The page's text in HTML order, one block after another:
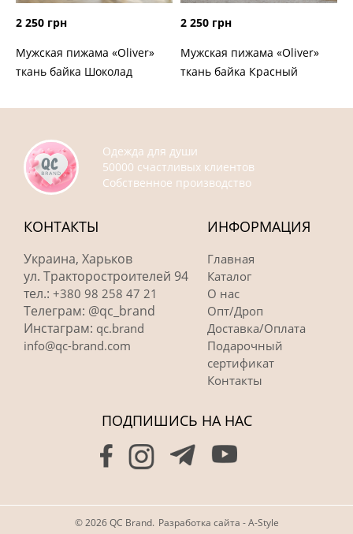
2 250 грн
Мужская пижама «Oliver»
ткань байка Шоколад
2 250 грн
Мужская пижама «Oliver»
ткань байка Красный
Одежда для души
50000 счастливых клиентов
Собственное производство
КОНТАКТЫ
Украина, Харьков
ул. Тракторостроителей 94
тел.: +380 98 258 47 21
Телеграм: @qc_brand
Инстаграм: qc.brand
info@qc-brand.com
ИНФОРМАЦИЯ
Главная
Каталог
О нас
Опт/Дроп
Доставка/Оплата
Подарочный
сертификат
Контакты
ПОДПИШИСЬ НА НАС
© 2026 QC Brand. Разработка сайта - A-Style